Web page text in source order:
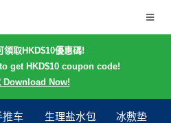
領取HKD$10優惠碼!
get HKD$10 coupon code!
Download Now!
推车 生理盐水包 冰敷垫